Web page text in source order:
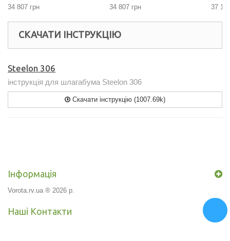
34 807 грн 34 807 грн 37
СКАЧАТИ ІНСТРУКЦІЮ
Steelon 306
інструкція для шлагабума Steelon 306
Скачати інструкцію (1007.69k)
Інформація
Vorota.rv.ua ® 2026 р.
Наші Контакти